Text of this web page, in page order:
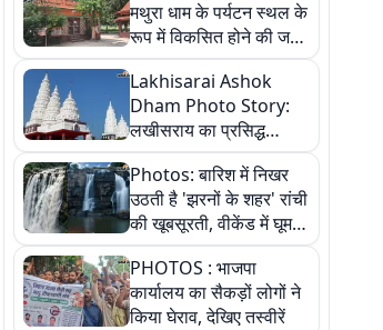
मथुरा धाम के पर्यटन स्थल के
रूप में विकसित होने की जगी
आस, 9 तस्वीरों में देखें पूरी
कहानी
Lakhisarai Ashok
Dham Photo Story:
लखीसराय का प्रसिद्ध
अशोक धाम—आस्था,
श्रृंगार, अनुष्ठान और
अलौकिक संध्या आरती के
विहंगम दृश्य
Photos: बारिश में निखर
उठती है 'झरनों के शहर' रांची
की खूबसूरती, वीकेंड में घूम
आएं ये 5 वादियां
PHOTOS : भाजपा
कार्यालय का सैकड़ों लोगों ने
किया घेराव, देखिए तस्वीरें